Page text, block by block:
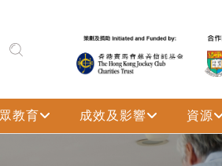
體字體
教育 成效及影響 資源